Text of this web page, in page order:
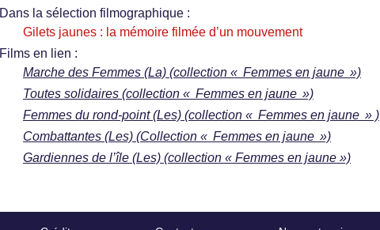
Dans la sélection filmographique :
Gilets jaunes : la mémoire filmée d’un mouvement
Films en lien :
Marche des Femmes (La) (collection « Femmes en jaune »)
Toutes solidaires (collection « Femmes en jaune »)
Femmes du rond-point (Les) (collection « Femmes en jaune » )
Combattantes (Les) (Collection « Femmes en jaune »)
Gardiennes de l’île (Les) (collection « Femmes en jaune »)